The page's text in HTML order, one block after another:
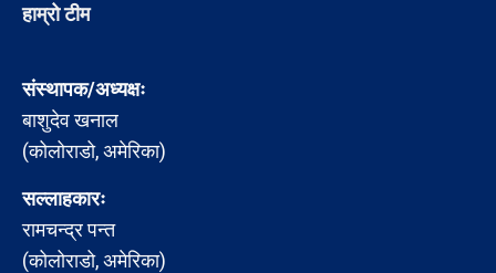
हाम्रो टीम
संस्थापक/अध्यक्षः
बाशुदेव खनाल
(कोलोराडो, अमेरिका)
सल्लाहकारः
रामचन्द्र पन्त
(कोलोराडो, अमेरिका)